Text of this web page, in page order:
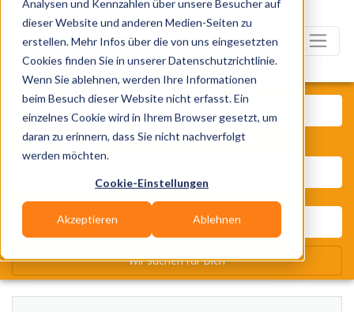
Analysen und Kennzahlen über unsere Besucher auf
dieser Website und anderen Medien-Seiten zu
erstellen. Mehr Infos über die von uns eingesetzten
Cookies finden Sie in unserer Datenschutzrichtlinie.
Wenn Sie ablehnen, werden Ihre Informationen
beim Besuch dieser Website nicht erfasst. Ein
einzelnes Cookie wird in Ihrem Browser gesetzt, um
daran zu erinnern, dass Sie nicht nachverfolgt
werden möchten.
Cookie-Einstellungen
Akzeptieren Ablehnen
Was? Künstler, Zelte, Bands,
Wir suchen für Dich